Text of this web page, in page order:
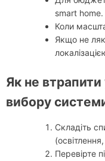
smart home.
Коли
Якщо не
Як не
вибору
Складіть
Перевірте